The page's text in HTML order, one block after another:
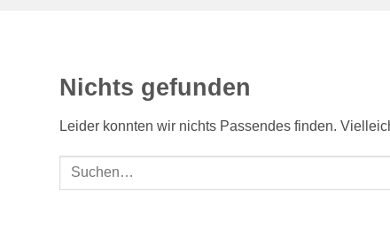
Nichts gefunden
Leider konnten wir nichts Passendes finden.